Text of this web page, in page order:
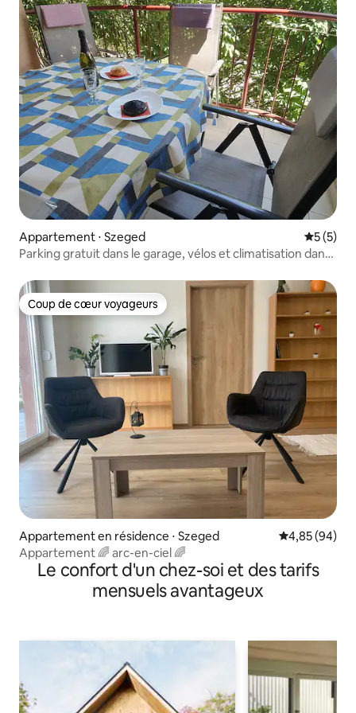
Appartement ⋅ Szeged
5 (5)
Parking gratuit dans le garage, vélos et climatisation dans
Coup de cœur voyageurs
Coup de cœur voyageurs
Appartement en résidence ⋅ Szeged Évaluation
4,85 (94)
Appartement 🌈 arc-en-ciel 🌈
Le confort d'un chez-soi et des tarifs
mensuels avantageux